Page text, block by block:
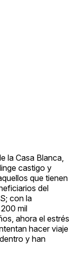
la Casa Blanca,
castigo y
que tienen
del
con la
mil
ahora el estrés
hacer viaje
y han